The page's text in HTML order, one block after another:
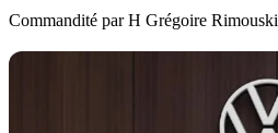
Commandité parH Grégoire Rimouski